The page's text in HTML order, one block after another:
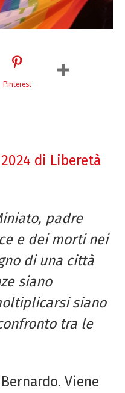
Pinterest
di Liberetà
padre
e dei morti nei
di una città
siano
siano
tra le
Viene